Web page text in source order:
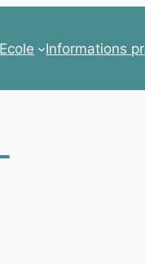
Ecole Informations